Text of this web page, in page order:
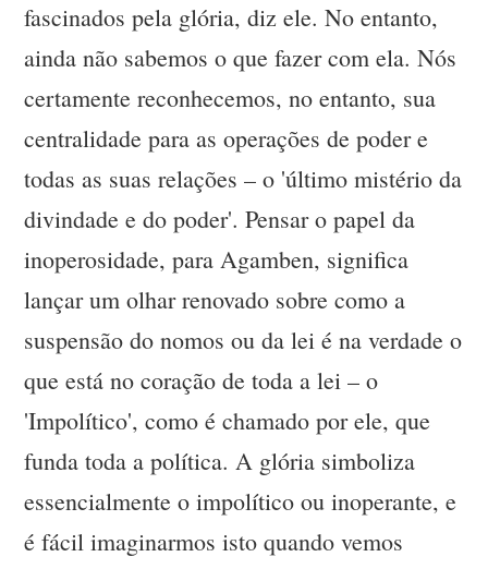
fascinados pela glória, diz ele. No entanto,
ainda não sabemos o que fazer com ela. Nós
certamente reconhecemos, no entanto, sua
centralidade para as operações de poder e
todas as suas relações – o 'último mistério da
divindade e do poder'. Pensar o papel da
inoperosidade, para Agamben, significa
lançar um olhar renovado sobre como a
suspensão do nomos ou da lei é na verdade o
que está no coração de toda a lei – o
'Impolítico', como é chamado por ele, que
funda toda a política. A glória simboliza
essencialmente o impolítico ou inoperante, e
é fácil imaginarmos isto quando vemos